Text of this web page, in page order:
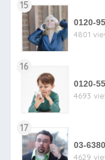
15
0120-
4801
16
0120-
4693
17
03-
4629